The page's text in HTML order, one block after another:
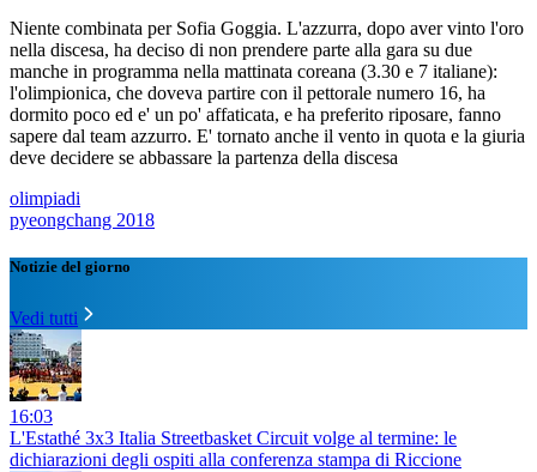
Niente combinata per Sofia Goggia. L'azzurra, dopo aver vinto l'oro
nella discesa, ha deciso di non prendere parte alla gara su due
manche in programma nella mattinata coreana (3.30 e 7 italiane):
l'olimpionica, che doveva partire con il pettorale numero 16, ha
dormito poco ed e' un po' affaticata, e ha preferito riposare, fanno
sapere dal team azzurro. E' tornato anche il vento in quota e la giuria
deve decidere se abbassare la partenza della discesa
olimpiadi
pyeongchang 2018
Notizie del giorno
Vedi tutti
16:03
L'Estathé 3x3 Italia Streetbasket Circuit volge al termine: le
dichiarazioni degli ospiti alla conferenza stampa di Riccione